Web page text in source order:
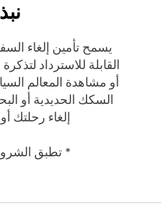
يسمح تأمين إلغاء
القابلة للاسترداد
أو مشاهدة المعالم
السكك الحديدية أو
إلغاء رحلتك
* تطبق